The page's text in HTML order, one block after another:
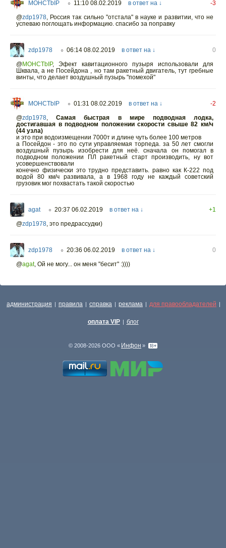
MOHCTbIP ○ 11:10 08.02.2019 в ответ на ↓
-3
@zdp1978, Россия так сильно "отстала" в науке и развитии, что не
успеваю поглощать информацию. спасибо за поправку
zdp1978 ○ 06:14 08.02.2019 в ответ на ↓
0
@MOHCTbIP, Эфект кавитационного пузыря использовали для
Шквала, а не Посейдона , но там ракетный двигатель, тут гребные
винты, что делает воздушный пузырь "помехой"
MOHCTbIP ○ 01:31 08.02.2019 в ответ на ↓
-2
@zdp1978,
Самая быстрая в мире подводная лодка,
достигавшая в подводном положении скорости свыше 82 км/ч
(44 узла)
и это при водоизмещении 7000т и длине чуть более 100 метров
а Посейдон - это по сути управляемая торпеда. за 50 лет смогли
воздушный пузырь изобрести для неё. сначала он помогал в
подводном положении ПЛ ракетный старт производить, ну вот
усовершенствовали
конечно физически это трудно представить. равно как К-222 под
водой 80 км/ч развивала, а в 1968 году не каждый советский
грузовик мог похвастать такой скоростью
agat ○ 20:37 06.02.2019 в ответ на ↓
+1
@zdp1978, это предрассудки)
zdp1978 ○ 20:36 06.02.2019 в ответ на ↓
0
@agat, Ой не могу... он меня "бесит" :))))
администрация | правила | справка | реклама | для правообладателей |
оплата VIP | блог
© 2008-2026 ООО « Инфон »